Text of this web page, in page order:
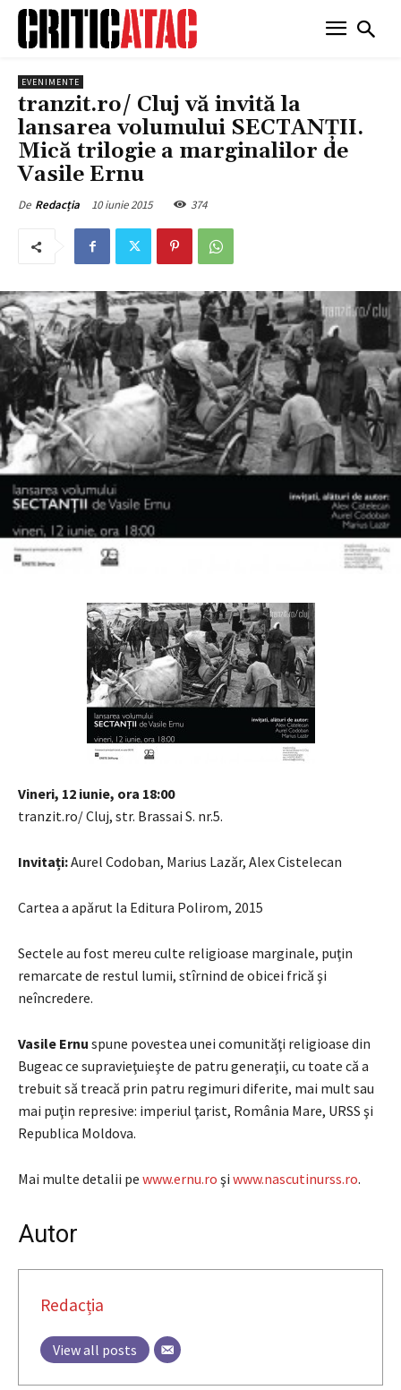
EVENIMENTE
tranzit.ro/ Cluj vă invită la
lansarea volumului SECTANȚII.
Mică trilogie a marginalilor de
Vasile Ernu
De Redacția 10 iunie 2015 374
Vineri, 12 iunie, ora 18:00
tranzit.ro/ Cluj, str. Brassai S. nr.5.
Invitați:Aurel Codoban, Marius Lazăr, Alex Cistelecan
Cartea a apărut la Editura Polirom, 2015
Sectele au fost mereu culte religioase marginale, puţin
remarcate de restul lumii, stîrnind de obicei frică şi
neîncredere.
Vasile Ernu spune povestea unei comunităţi religioase din
Bugeac ce supravieţuieşte de patru generaţii, cu toate că a
trebuit să treacă prin patru regimuri diferite, mai mult sau
mai puţin represive: imperiul ţarist, România Mare, URSS şi
Republica Moldova.
Mai multe detalii pe www.ernu.ro şi www.nascutinurss.ro.
Autor
Redacția
View all posts